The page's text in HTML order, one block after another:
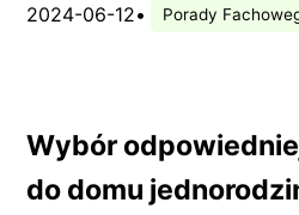
2024-06-12• Porady
Wybór
do domu